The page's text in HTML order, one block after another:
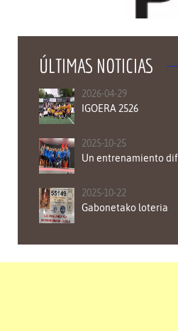
ÚLTIMAS NOTICIAS
2026-04-29
IGOERA 2526
2025-10-25
Un entrenamiento
2025-10-22
Gabonetako loteria